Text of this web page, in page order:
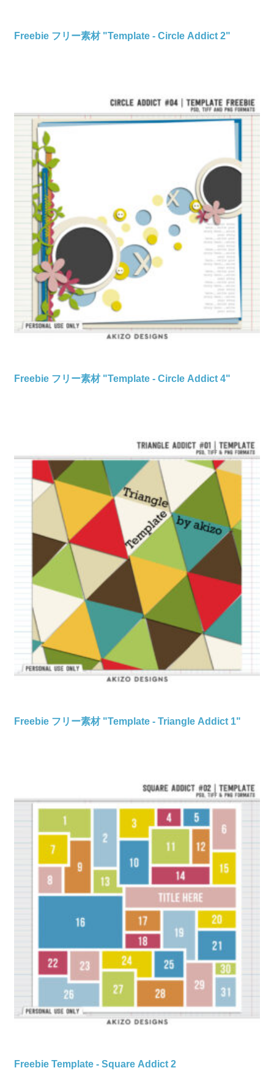
Freebie フリー素材 "Template - Circle Addict 2"
Freebie フリー素材 "Template - Circle Addict 4"
Freebie フリー素材 "Template - Triangle Addict 1"
Freebie Template - Square Addict 2